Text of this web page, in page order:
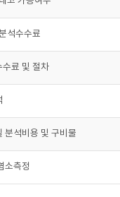
석수수료
료 및 절차
분석비용 및 구비물
소측정